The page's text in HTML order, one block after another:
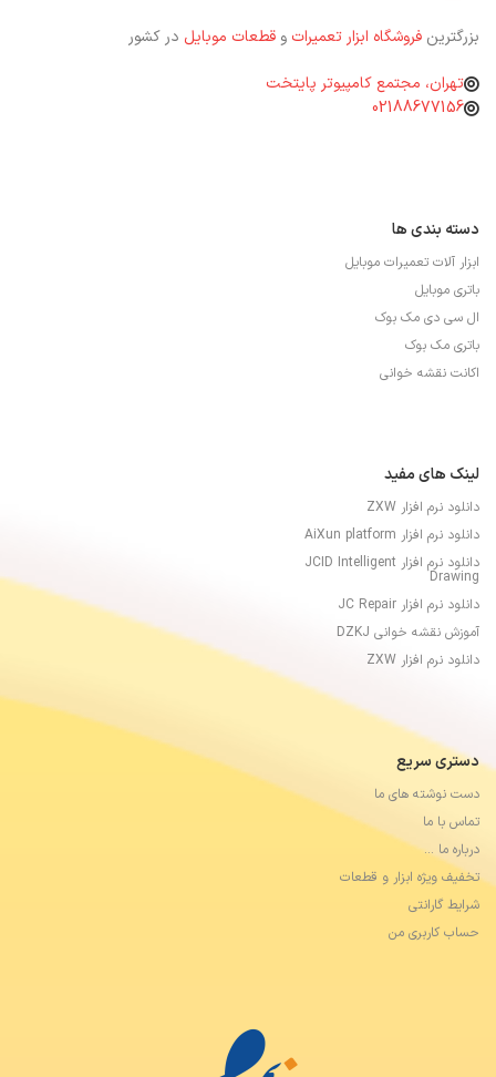
بزرگترین فروشگاه ابزار تعمیرات و قطعات موبایل در کشور
تهران، مجتمع کامپیوتر پایتخت
02188677156
دسته بندی ها
ابزار آلات تعمیرات موبایل
باتری موبایل
ال سی دی مک بوک
باتری مک بوک
اکانت نقشه خوانی
لینک های مفید
دانلود نرم افزار ZXW
دانلود نرم افزار AiXun platform
دانلود نرم افزار JCID Intelligent
Drawing
دانلود نرم افزار JC Repair
آموزش نقشه خوانی DZKJ
دانلود نرم افزار ZXW
دستری سریع
دست نوشته های ما
تماس با ما
درباره ما …
تخفیف ویژه ابزار و قطعات
شرایط گارانتی
حساب کاربری من